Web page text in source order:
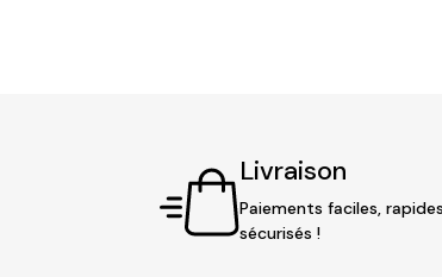
Livraison
Paiements faciles,
sécurisés !